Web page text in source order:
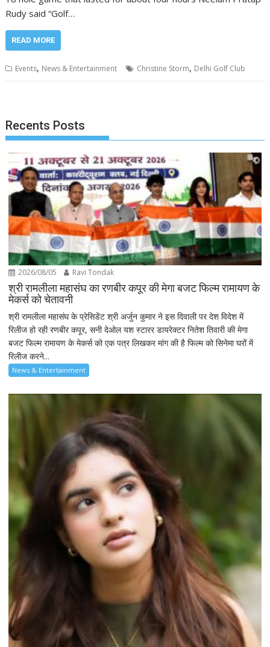
Rudy said “Golf…
READ MORE
Events, News & Entertainment Christine Storm, Delhi Golf Club
Recents Posts
2026/08/05 Ravi Tondak
श्री रामलीला महासंघ का रणबीर कपूर की मेगा बजट फिल्म रामायण के
मेकर्स को चेतावनी
श्री रामलीला महासंघ के प्रेसिडेंट श्री अर्जुन कुमार ने इस दिवाली पर देश विदेश में
रिलीज हो रही रणबीर कपूर, सनी देओल यश स्टारर डायरेक्टर नितेश तिवारी की मेगा
बजट फिल्म रामायण के मेकर्स को एक पत्र लिखकर मांग की है फिल्म को सिनेमा घरों में
रिलीज करने...
News & Entertainment